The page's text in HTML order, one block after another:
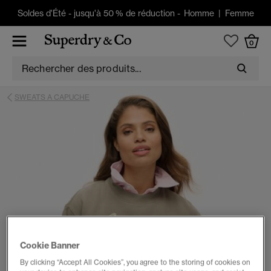
Soldes d'Été -jusqu'à 50 % de réduction - Homme| Femme
0
SWEATS A CAPUCHE
Cookie Banner
By clicking “Accept All Cookies”, you agree to the storing of cookies on